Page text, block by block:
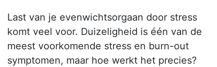
Last van je evenwichtsorgaan door stress
komt veel voor. Duizeligheid is één van de
meest voorkomende stress en burn-out
symptomen, maar hoe werkt het precies?